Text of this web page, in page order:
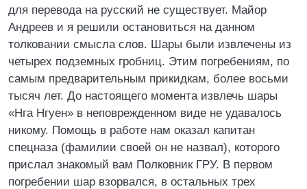
для перевода на русский не существует. Майор
Андреев и я решили остановиться на данном
толковании смысла слов. Шары были извлечены из
четырех подземных гробниц. Этим погребениям, по
самым предварительным прикидкам, более восьми
тысяч лет. До настоящего момента извлечь шары
«Нга Нгуен» в неповрежденном виде не удавалось
никому. Помощь в работе нам оказал капитан
спецназа (фамилии своей он не назвал), которого
прислал знакомый вам Полковник ГРУ. В первом
погребении шар взорвался, в остальных трех